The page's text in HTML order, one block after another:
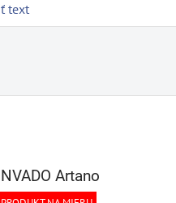
text
Artano